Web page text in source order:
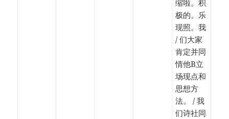
缩啦。积
极的。乐
现照。我
/ 们大家
肯定并同
情他B立
场现点和
思想方
法。 / 我
们诗社同